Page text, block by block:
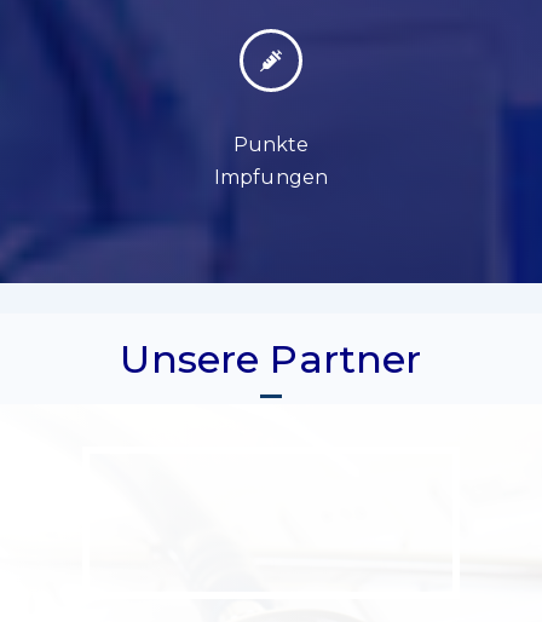
Punkte
Impfungen
Unsere Partner